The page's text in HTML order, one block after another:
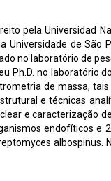
pela Universidad
Universidade de São
no laboratório de
Ph.D. no laboratório
de massa,
e técnicas
e caracterização
endofíticos e
albospinus.